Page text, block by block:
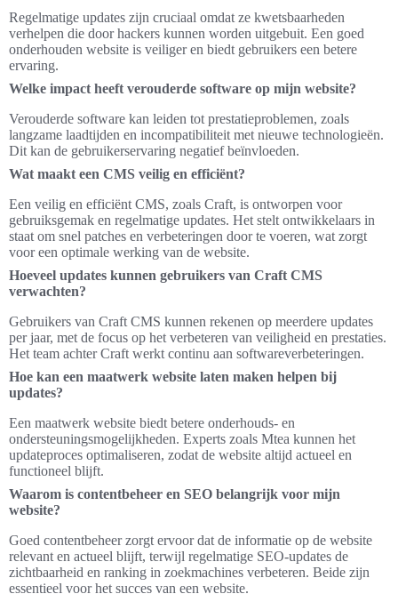
Regelmatige updates zijn cruciaal omdat ze kwetsbaarheden
verhelpen die door hackers kunnen worden uitgebuit. Een goed
onderhouden website is veiliger en biedt gebruikers een betere
ervaring.
Welke impact heeft verouderde software op mijn website?
Verouderde software kan leiden tot prestatieproblemen, zoals
langzame laadtijden en incompatibiliteit met nieuwe technologieën.
Dit kan de gebruikerservaring negatief beïnvloeden.
Wat maakt een CMS veilig en efficiënt?
Een veilig en efficiënt CMS, zoals Craft, is ontworpen voor
gebruiksgemak en regelmatige updates. Het stelt ontwikkelaars in
staat om snel patches en verbeteringen door te voeren, wat zorgt
voor een optimale werking van de website.
Hoeveel updates kunnen gebruikers van Craft CMS
verwachten?
Gebruikers van Craft CMS kunnen rekenen op meerdere updates
per jaar, met de focus op het verbeteren van veiligheid en prestaties.
Het team achter Craft werkt continu aan softwareverbeteringen.
Hoe kan een maatwerk website laten maken helpen bij
updates?
Een maatwerk website biedt betere onderhouds- en
ondersteuningsmogelijkheden. Experts zoals Mtea kunnen het
updateproces optimaliseren, zodat de website altijd actueel en
functioneel blijft.
Waarom is contentbeheer en SEO belangrijk voor mijn
website?
Goed contentbeheer zorgt ervoor dat de informatie op de website
relevant en actueel blijft, terwijl regelmatige SEO-updates de
zichtbaarheid en ranking in zoekmachines verbeteren. Beide zijn
essentieel voor het succes van een website.